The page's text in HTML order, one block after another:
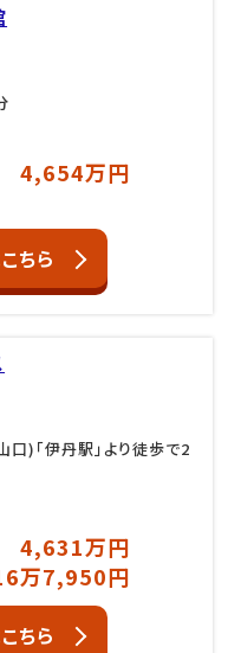
4,654万円
ちら
)「伊丹駅」より徒歩で2
4,631万円
万7,950円
ちら